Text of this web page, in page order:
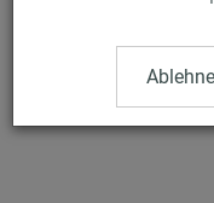
MPT-
feuerverzinkt